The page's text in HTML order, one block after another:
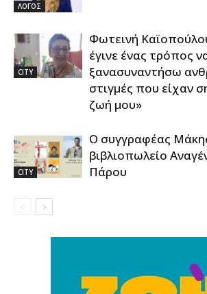
ΛΟΓΟΣ
CITY
Φωτεινή
έγινε ένας τρόπος
ξανασυναντήσω
στιγμές που είχαν
ζωή μου»
CITY
Ο συγγραφέας
βιβλιοπωλείο
Πάρου